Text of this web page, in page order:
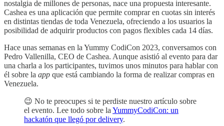
nostalgia de millones de personas, nace una propuesta interesante.
Cashea es una aplicación que permite comprar en cuotas sin interés
en distintas tiendas de toda Venezuela, ofreciendo a los usuarios la
posibilidad de adquirir productos con pagos flexibles cada 14 días.
Hace unas semanas en la Yummy CodiCon 2023, conversamos con
Pedro Vallenilla, CEO de Cashea. Aunque asistió al evento para dar
una charla a los participantes, tuvimos unos minutos para hablar con
él sobre la app que está cambiando la forma de realizar compras en
Venezuela.
😉 No te preocupes si te perdiste nuestro artículo sobre
el evento. Lee todo sobre laYummyCodiCon: un
hackatón que llegó por delivery.